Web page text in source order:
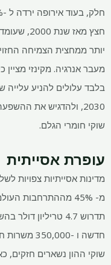
2030, ולהדגיש את
שוקי חומרי הגלם.
עופרת אסייתית
מדינות אסייתיות צפויות
חדשה ו -